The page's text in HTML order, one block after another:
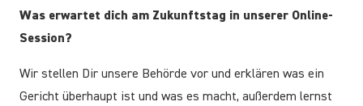
Was erwartet dich am Zukunftstag in unserer Online-
Session?
Wir stellen Dir unsere Behörde vor und erklären was ein
Gericht überhaupt ist und was es macht, außerdem lernst